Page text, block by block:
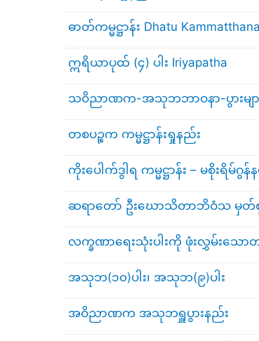
ဓာတ်ကမ္မဋ္ဌာန်း Dhatu Kammatthana
ဣရိယာပုထ် (၄) ပါး Iriyapatha
သဝိညာဏက-အသုဘဘာဝနာ-ပွားများ
တစပဉ္စက ကမ္မဋ္ဌာန်းရှုနည်း
ကိုးပေါက်ဒွါရ ကမ္မဋ္ဌာန်း – မစိုးရိ
ဆရာတော် ဦးဃောသိတာဘိဝံသ မှတ်စုမျ
လက္ခဏာရေးသုံးပါးကို ဖုံးလွှမ်းသောတ
အသုဘ(၁၀)ပါး၊ အသုဘ(၉)ပါး
အဝိညာဏက အသုဘရှူပွားနည်း